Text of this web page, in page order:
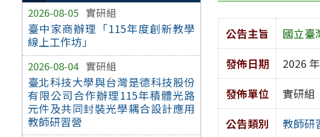
2026-08-05 實研組
臺中家商辦理「115年度創新教學
線上工作坊」
2026-08-04 實研組
臺北科技大學與台灣是德科技股份
有限公司合作辦理115年積體光路
元件及共同封裝光學耦合設計應用
教師研習營
公告主旨
國立臺
發佈日期
2026
發佈單位
實研組
公告類別
教師研